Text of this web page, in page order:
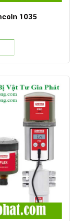
1035